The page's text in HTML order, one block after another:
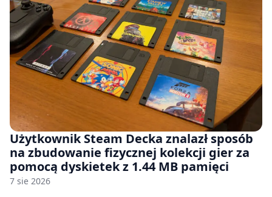
Użytkownik Steam Decka znalazł sposób
na zbudowanie fizycznej kolekcji gier za
pomocą dyskietek z 1.44 MB pamięci
7 sie 2026